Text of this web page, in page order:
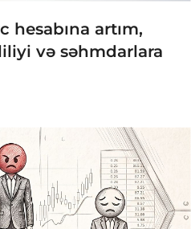
hesabına artım,
və səhmdarlara